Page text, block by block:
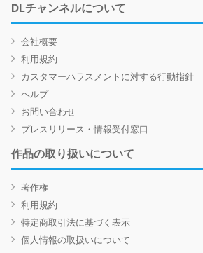
DLチャンネルについて
会社概要
利用規約
カスタマーハラスメントに対する行動指針
ヘルプ
お問い合わせ
プレスリリース・情報受付窓口
作品の取り扱いについて
著作権
利用規約
特定商取引法に基づく表示
個人情報の取扱いについて